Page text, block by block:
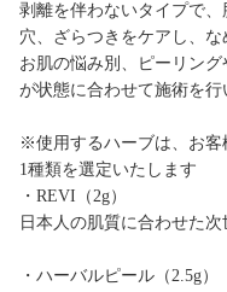
剥離を伴わないタイプで
穴、ざらつきをケアし、な
お肌の悩み別、ピーリン
が状態に合わせて施術を行
※使用するハーブは、お客
1種類を選定いたします
・REVI（2g）
日本人の肌質に合わせた
・ハーバルピール（2.5g）